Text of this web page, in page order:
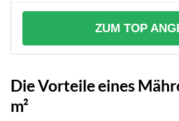
ZUM TOP
Die Vorteile eines
m²